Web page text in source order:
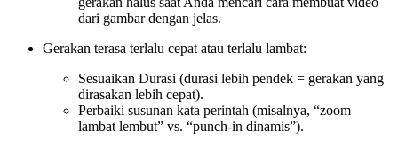
dari gambar dengan jelas.
Gerakan terasa terlalu cepat atau terlalu lambat:
Sesuaikan Durasi (durasi lebih pendek = gerakan yang
dirasakan lebih cepat).
Perbaiki susunan kata perintah (misalnya, “zoom
lambat lembut” vs. “punch-in dinamis”).